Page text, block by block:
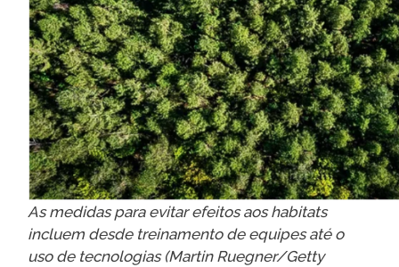
As medidas para evitar efeitos aos habitats
incluem desde treinamento de equipes até o
uso de tecnologias (Martin Ruegner/Getty